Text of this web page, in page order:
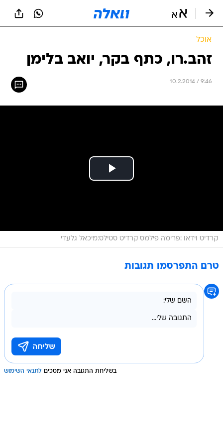
אוכל
זהב.רו, כתף בקר, יואב בלימן
10.2.2014 / 9:46
קרדיט וידאו :פרימה פילמס קרדיט סטילס:מיכאל גלעדי
טרם התפרסמו תגובות
בשליחת התגובה אני מסכים לתנאי השימוש